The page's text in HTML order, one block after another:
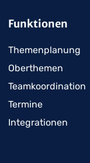
Funktionen
Themenplanung
Oberthemen
Teamkoordination
Termine
Integrationen